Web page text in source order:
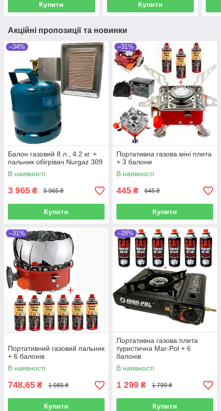
Купити Купити
Акційні пропозиції та новинки
–34%
Балон газовий 8 л., 4.2 кг. +
пальник обігрівач Nurgaz 309
В наявності
3 965 ₴ 5 965 ₴
Купити
–31%
Портативна газова міні плита
+ 3 балони
В наявності
445 ₴ 645 ₴
Купити
–31%
Портативний газовий пальник
+ 6 балонів
В наявності
748,65 ₴ 1 085 ₴
Купити
–28%
Портативна газова плита
туристична Mar-Pol + 6
балонів
В наявності
1 299 ₴ 1 799 ₴
Купити